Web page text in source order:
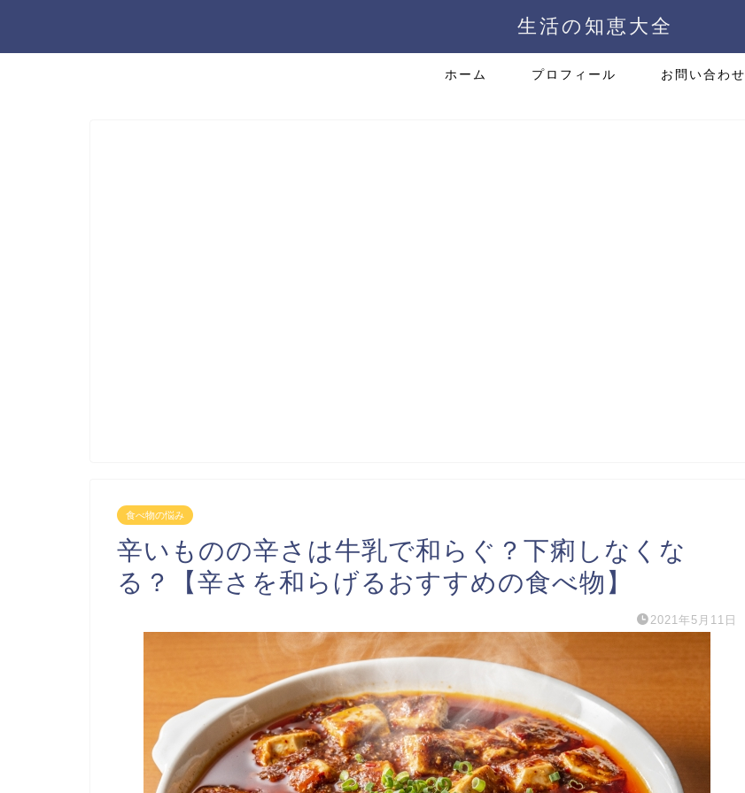
生活の知恵大全
ホーム プロフィール お問い合わせ
食べ物の悩み
辛いものの辛さは牛乳で和らぐ？下痢しなくな
る？【辛さを和らげるおすすめの食べ物】
2021年5月11日